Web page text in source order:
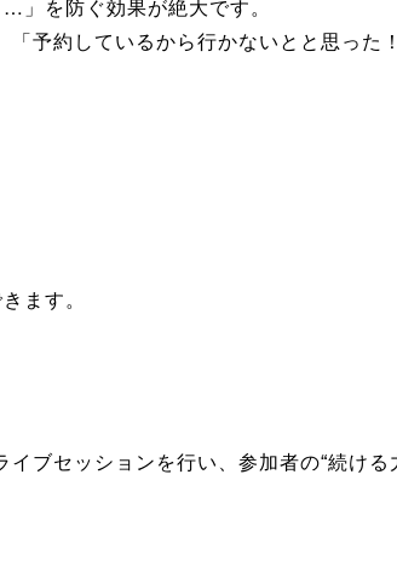
」を防ぐ効果が絶大です。
「予約しているから行かないとと思った
ます。
イブセッションを行い、参加者の“続ける